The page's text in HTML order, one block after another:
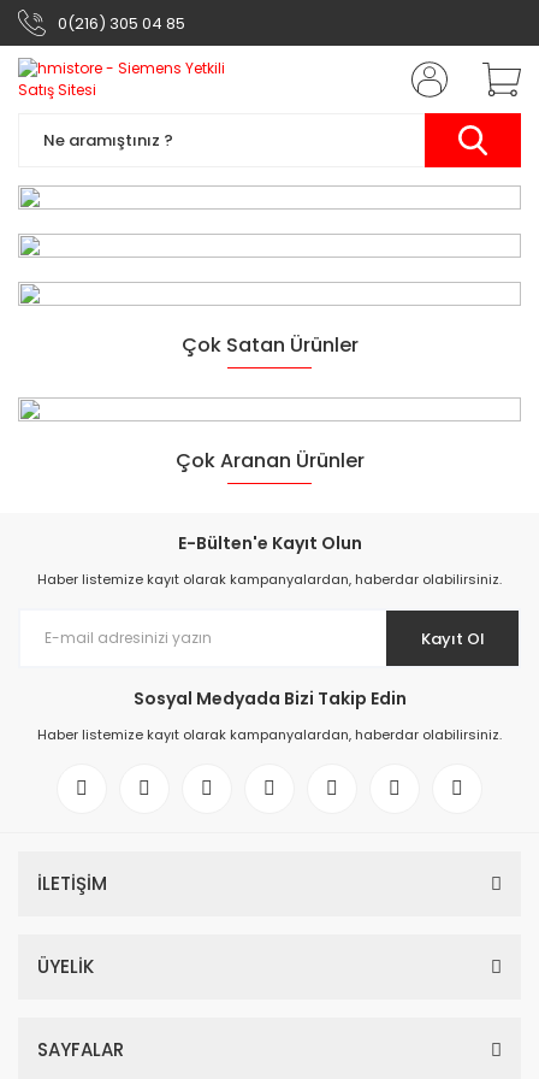
0(216) 305 04 85
Siemens Otomasyon
Ürünleri
Çok Satan Ürünler
6ES7521-1BL00-0AB0 SIMATIC S7-1500, digital input module DI 32x24
Çok Aranan Ürünler
E-Bülten'e Kayıt Olun
Haber listemize kayıt olarak kampanyalardan, haberdar olabilirsiniz.
Kayıt Ol
Sosyal Medyada Bizi Takip Edin
Haber listemize kayıt olarak kampanyalardan, haberdar olabilirsiniz.
İLETİŞİM
ÜYELİK
SAYFALAR